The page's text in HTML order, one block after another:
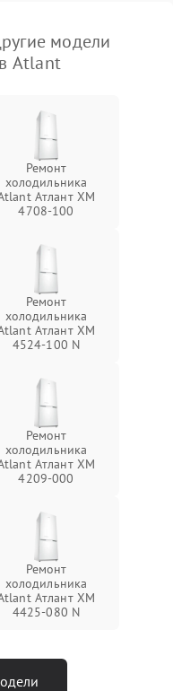
модели
Atlant
Ремонт
холодильника
Атлант XM
4708-100
Ремонт
холодильника
Атлант ХМ
4524-100 N
Ремонт
холодильника
Атлант ХМ
4209-000
Ремонт
холодильника
Атлант ХМ
4425-080 N